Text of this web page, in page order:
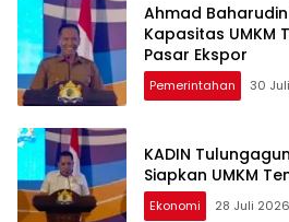
Ahmad
Kapasitas UMKM
Pasar Ekspor
Pemerintahan 30
KADIN
Siapkan UMKM
Ekonomi 28 Juli 2026